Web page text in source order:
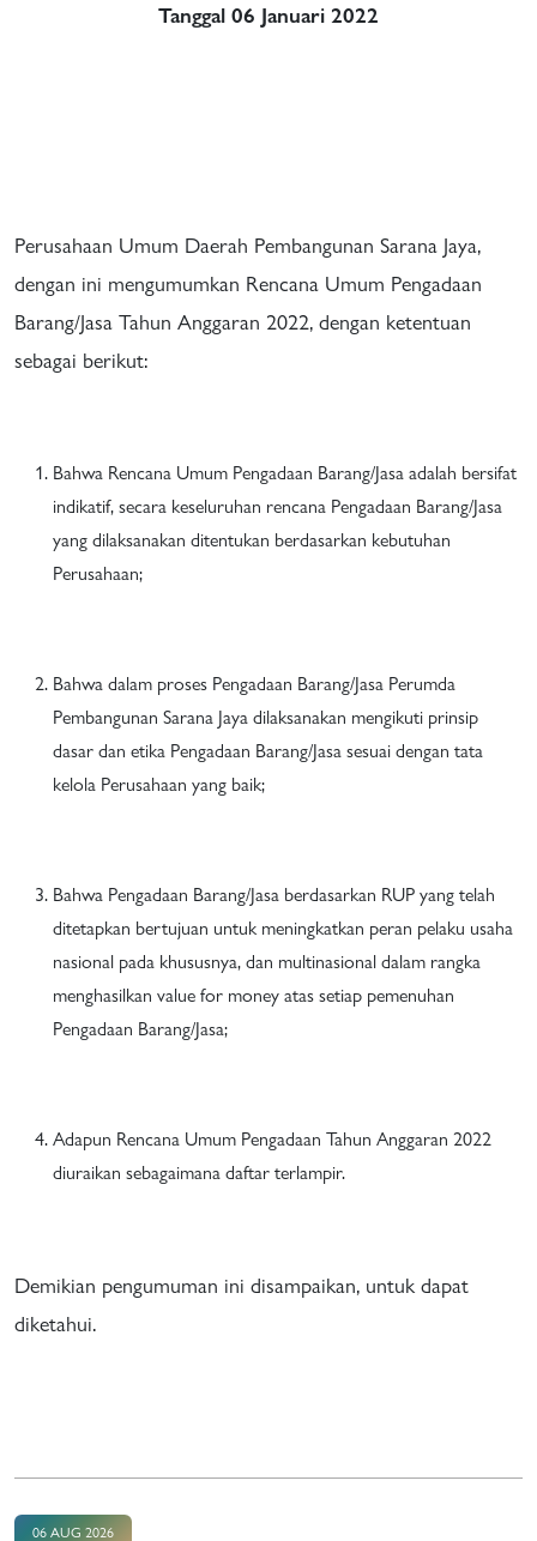
Tanggal 06 Januari 2022
Perusahaan Umum Daerah Pembangunan Sarana Jaya,
dengan ini mengumumkan Rencana Umum Pengadaan
Barang/Jasa Tahun Anggaran 2022, dengan ketentuan
sebagai berikut:
Bahwa Rencana Umum Pengadaan Barang/Jasa adalah bersifat
indikatif, secara keseluruhan rencana Pengadaan Barang/Jasa
yang dilaksanakan ditentukan berdasarkan kebutuhan
Perusahaan;
Bahwa dalam proses Pengadaan Barang/Jasa Perumda
Pembangunan Sarana Jaya dilaksanakan mengikuti prinsip
dasar dan etika Pengadaan Barang/Jasa sesuai dengan tata
kelola Perusahaan yang baik;
Bahwa Pengadaan Barang/Jasa berdasarkan RUP yang telah
ditetapkan bertujuan untuk meningkatkan peran pelaku usaha
nasional pada khususnya, dan multinasional dalam rangka
menghasilkan value for money atas setiap pemenuhan
Pengadaan Barang/Jasa;
Adapun Rencana Umum Pengadaan Tahun Anggaran 2022
diuraikan sebagaimana daftar terlampir.
Demikian pengumuman ini disampaikan, untuk dapat
diketahui.
06 AUG 2026